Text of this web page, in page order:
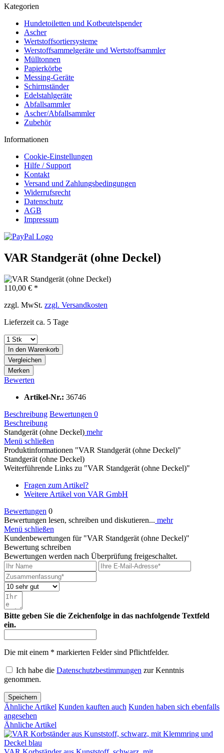
Kategorien
Hundetoiletten und Kotbeutelspender
Ascher
Wertstoffsortiersysteme
Werstoffsammelgeräte und Wertstoffsammler
Mülltonnen
Papierkörbe
Messing-Geräte
Schirmständer
Edelstahlgeräte
Abfallsammler
Ascher/Abfallsammler
Zubehör
Informationen
Cookie-Einstellungen
Hilfe / Support
Kontakt
Versand und Zahlungsbedingungen
Widerrufsrecht
Datenschutz
AGB
Impressum
VAR Standgerät (ohne Deckel)
110,00 € *
zzgl. MwSt. zzgl. Versandkosten
Lieferzeit ca. 5 Tage
In den Warenkorb
Vergleichen
Merken
Bewerten
Artikel-Nr.: 36746
Beschreibung Bewertungen 0
Beschreibung
Standgerät (ohne Deckel) mehr
Menü schließen
Produktinformationen "VAR Standgerät (ohne Deckel)"
Standgerät (ohne Deckel)
Weiterführende Links zu "VAR Standgerät (ohne Deckel)"
Fragen zum Artikel?
Weitere Artikel von VAR GmbH
Bewertungen 0
Bewertungen lesen, schreiben und diskutieren... mehr
Menü schließen
Kundenbewertungen für "VAR Standgerät (ohne Deckel)"
Bewertung schreiben
Bewertungen werden nach Überprüfung freigeschaltet.
Bitte geben Sie die Zeichenfolge in das nachfolgende Textfeld
ein.
Die mit einem * markierten Felder sind Pflichtfelder.
Ich habe die Datenschutzbestimmungen zur Kenntnis
genommen.
Speichern
Ähnliche Artikel Kunden kauften auch Kunden haben sich ebenfalls
angesehen
Ähnliche Artikel